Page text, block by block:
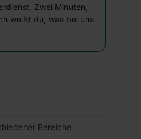
Zwei Minuten,
weißt du, was bei uns
Bereiche